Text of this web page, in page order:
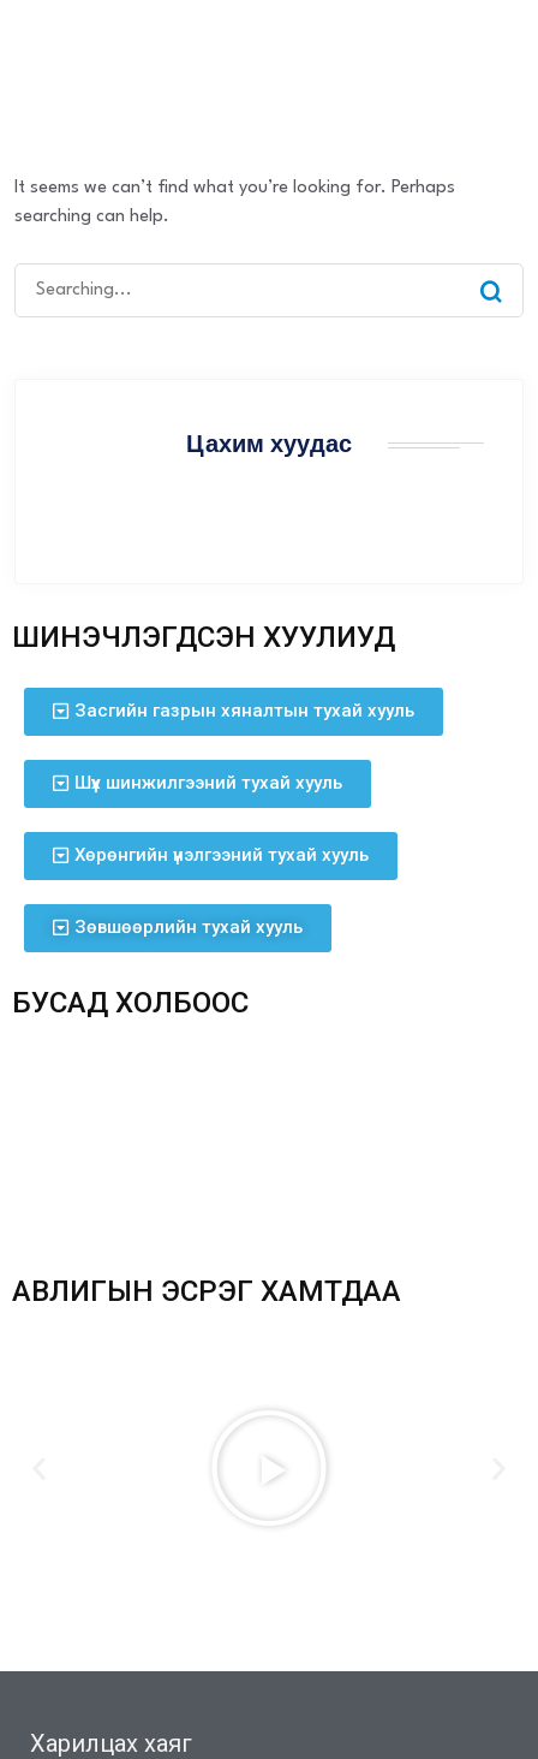
It seems we can’t find what you’re looking for. Perhaps
searching can help.
Цахим хуудас
ШИНЭЧЛЭГДСЭН ХУУЛИУД
Засгийн газрын хяналтын тухай хууль
Шүүх шинжилгээний тухай хууль
Хөрөнгийн үнэлгээний тухай хууль
Зөвшөөрлийн тухай хууль
БУСАД ХОЛБООС
АВЛИГЫН ЭСРЭГ ХАМТДАА
Харилцах хаяг